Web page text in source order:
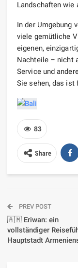
Landschaften wie
In der Umgebung
viele gemütliche
eigenen,
Nachteile – nicht
Service und
Sie sehen, das ist
83
Share
PREV POST
🇦🇲 Eriwan: ein
vollständiger
Hauptstadt